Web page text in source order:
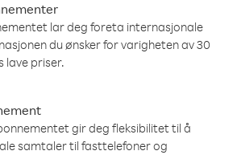
lar deg foreta internasjonale
du ønsker for varigheten av 30
lave priser.
gir deg fleksibilitet til å
samtaler til fasttelefoner og